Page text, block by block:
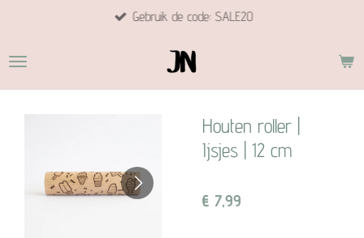
naar
hoofdinhoud
Gebruik de code: SALE20
Houten roller |
Ijsjes | 12 cm
€ 7,99